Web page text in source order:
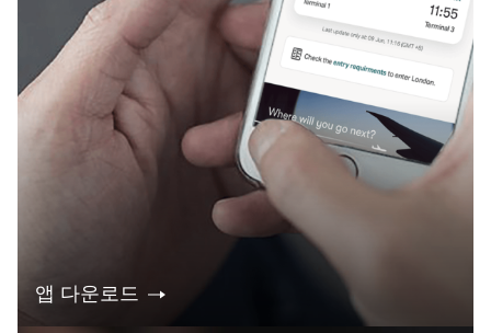
앱 다운로드